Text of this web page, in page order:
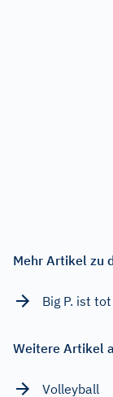
Mehr Artikel zu
Big P. ist tot
Weitere Artikel
Volleyball